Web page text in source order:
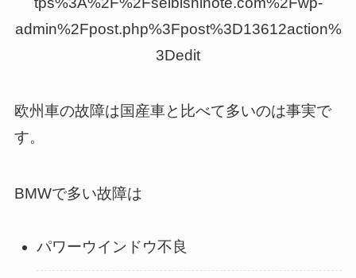
admin%2Fpost.php%3Fpost%3D13612action%
3Dedit
欧州車の故障は国産車と比べて多いのは事実で
す。
BMWで多い故障は
パワーウインドウ不良